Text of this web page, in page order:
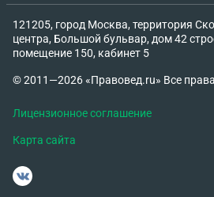
121205, город Москва, территория
центра, Большой бульвар, дом 42
помещение 150, кабинет 5
© 2011—2026 «Правовед.ru» Все
Лицензионное соглашение
Карта сайта